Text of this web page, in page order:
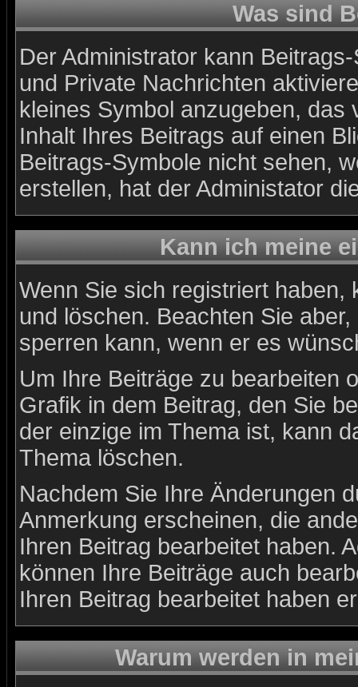
Was sind
Der Administrator kann
und Private Nachrichten
kleines Symbol anzugeben,
Inhalt Ihres Beitrags auf einen
Beitrags-Symbole nicht sehen,
erstellen, hat der Administator
Kann ich meine
Wenn Sie sich registriert haben,
und löschen. Beachten Sie
sperren kann, wenn er es
Um Ihre Beiträge zu bearbeiten
Grafik in dem Beitrag, den Sie
der einzige im Thema ist, kann
Thema löschen.
Nachdem Sie Ihre Änderungen
Anmerkung erscheinen, die
Ihren Beitrag bearbeitet haben.
können Ihre Beiträge auch
Ihren Beitrag bearbeitet haben
Warum werden in